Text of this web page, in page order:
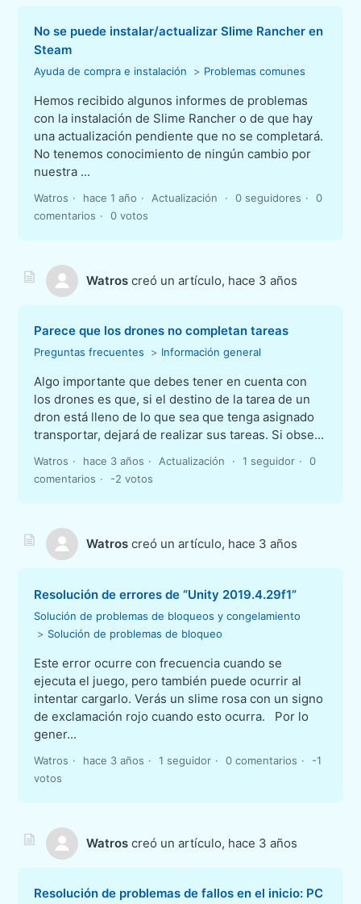
No se puede instalar/actualizar Slime Rancher en
Steam
Ayuda de compra e instalación Problemas comunes
Hemos recibido algunos informes de problemas
con la instalación de Slime Rancher o de que hay
una actualización pendiente que no se completará.
No tenemos conocimiento de ningún cambio por
nuestra ...
Watros hace 1 año Actualización 0 seguidores
0
comentarios
0 votos
Watros creó un artículo, hace 3 años
Parece que los drones no completan tareas
Preguntas frecuentes Información general
Algo importante que debes tener en cuenta con
los drones es que, si el destino de la tarea de un
dron está lleno de lo que sea que tenga asignado
transportar, dejará de realizar sus tareas. Si obse...
Watros hace 3 años Actualización 1 seguidor
0
comentarios
-2 votos
Watros creó un artículo, hace 3 años
Resolución de errores de “Unity 2019.4.29f1”
Solución de problemas de bloqueos y congelamiento
Solución de problemas de bloqueo
Este error ocurre con frecuencia cuando se
ejecuta el juego, pero también puede ocurrir al
intentar cargarlo. Verás un slime rosa con un signo
de exclamación rojo cuando esto ocurra. Por lo
gener...
Watros hace 3 años 1 seguidor 0 comentarios
-1
votos
Watros creó un artículo, hace 3 años
Resolución de problemas de fallos en el inicio: PC